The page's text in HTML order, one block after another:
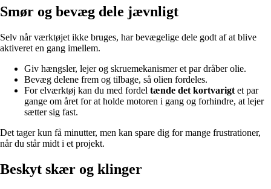
Smør og bevæg dele jævnligt
Selv når værktøjet ikke bruges, har bevægelige dele godt af at blive
aktiveret en gang imellem.
Giv hængsler, lejer og skruemekanismer et par dråber olie.
Bevæg delene frem og tilbage, så olien fordeles.
For elværktøj kan du med fordel tænde det kortvarigt et par
gange om året for at holde motoren i gang og forhindre, at lejer
sætter sig fast.
Det tager kun få minutter, men kan spare dig for mange frustrationer,
når du står midt i et projekt.
Beskyt skær og klinger